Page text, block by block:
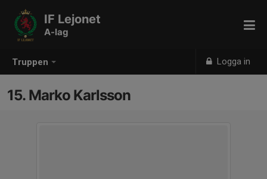
Truppen Logga in
IF Lejonet
A-lag
15. Marko Karlsson